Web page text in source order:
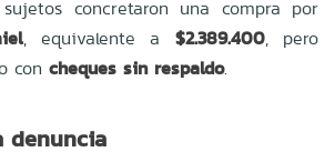
sujetos concretaron una compra por
, equivalente a $2.389.400, pero
con cheques sin respaldo.
denuncia